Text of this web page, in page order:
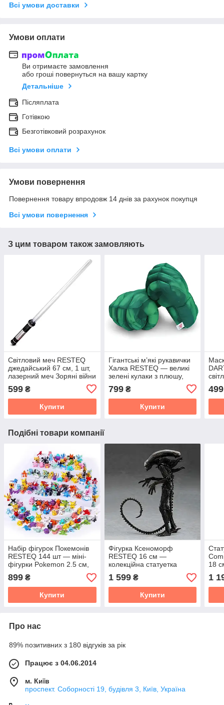
Всі умови доставки
Умови оплати
Ви отримаєте замовлення
або гроші повернуться на вашу картку
Детальніше
Післяплата
Готівкою
Безготівковий розрахунок
Всі умови оплати
Умови повернення
Повернення товару впродовж 14 днів за рахунок покупця
Всі умови повернення
З цим товаром також замовляють
Світловий меч RESTEQ
джедайський 67 см, 1 шт,
лазерний меч Зоряні війни
599 ₴
Купити
Гігантські м’які рукавички
Халка RESTEQ — великі
зелені кулаки з плюшу,
для дітей і дорослих, 25
см
799₴
Купити
499
Подібні товари компанії
Набір фігурок Покемонів
RESTEQ 144 шт — міні-
фігурки Pokemon 2.5 см,
колекційні іграшки для
дітей
899 ₴
Купити
Фігурка Ксеноморф
RESTEQ 16 см —
колекційна статуетка
Чужого з фільму «Чужий»
на підставці
1 599₴
Купити
18
арт-
1
Про нас
89% позитивних з 180 відгуків за рік
Працює з 04.06.2014
м. Київ
проспект. Соборності 19, будівля 3, Київ, Україна